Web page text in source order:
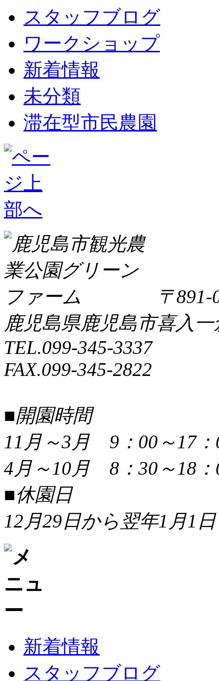
スタッフブログ
ワークショップ
新着情報
未分類
滞在型市民農園
〒891-
鹿児島県鹿児島市喜入一
TEL.099-345-3337
FAX.099-345-2822
■開園時間
11月～3月 9：00～17：
4月～10月 8：30～18：
■休園日
12月29日から翌年1月1日
新着情報
スタッフブログ